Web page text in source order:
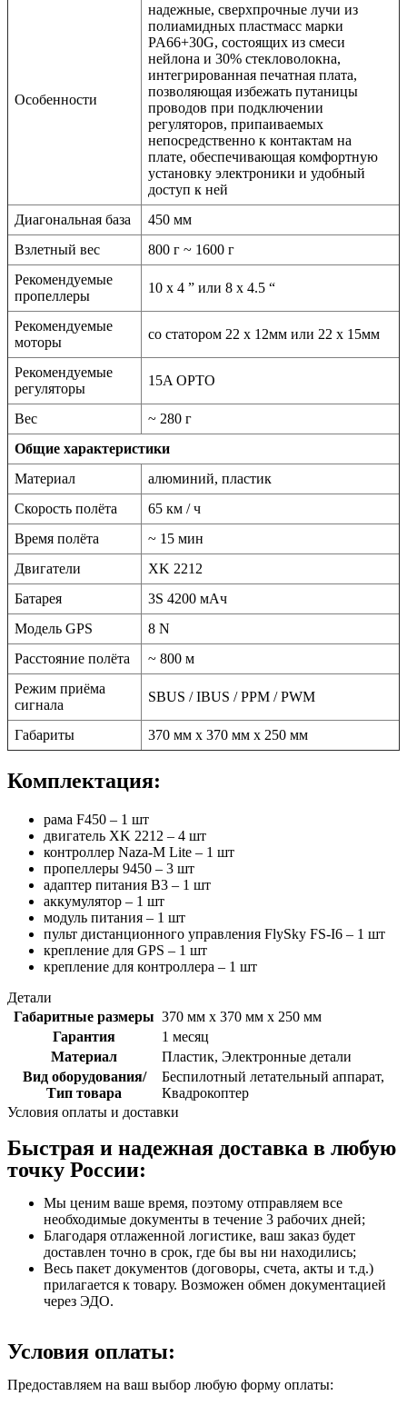
Особенности
надежные, сверхпрочные лучи из
полиамидных пластмасс марки
PA66+30G, состоящих из смеси
нейлона и 30% стекловолокна,
интегрированная печатная плата,
позволяющая избежать путаницы
проводов при подключении
регуляторов, припаиваемых
непосредственно к контактам на
плате, обеспечивающая комфортную
установку электроники и удобный
доступ к ней
Диагональная база
450 мм
Взлетный вес
800 г ~ 1600 г
Рекомендуемые
пропеллеры
10 х 4 ” или 8 х 4.5 “
Рекомендуемые
моторы
со статором 22 х 12мм или 22 х 15мм
Рекомендуемые
регуляторы
15A OPTO
Вес
~ 280 г
Общие характеристики
Материал
алюминий, пластик
Скорость полёта
65 км / ч
Время полёта
~ 15 мин
Двигатели
XK 2212
Батарея
3S 4200 мАч
Модель GPS
8 N
Расстояние полёта
~ 800 м
Режим приёма
сигнала
SBUS / IBUS / PPM / PWM
Габариты 370 мм х 370 мм х 250 мм
Комплектация:
рама F450 – 1 шт
двигатель XK 2212 – 4 шт
контроллер Naza-M Lite – 1 шт
пропеллеры 9450 – 3 шт
адаптер питания B3 – 1 шт
аккумулятор – 1 шт
модуль питания – 1 шт
пульт дистанционного управления FlySky FS-I6 – 1 шт
крепление для GPS – 1 шт
крепление для контроллера – 1 шт
Детали
Габаритные размеры 370 мм х 370 мм х 250 мм
Гарантия
1 месяц
Материал
Пластик, Электронные детали
Вид оборудования/
Тип товара
Беспилотный летательный аппарат,
Квадрокоптер
Условия оплаты и доставки
Быстрая и надежная доставка в любую
точку России:
Мы ценим ваше время, поэтому отправляем все
необходимые документы в течение 3 рабочих дней;
Благодаря отлаженной логистике, ваш заказ будет
доставлен точно в срок, где бы вы ни находились;
Весь пакет документов (договоры, счета, акты и т.д.)
прилагается к товару. Возможен обмен документацией
через ЭДО.
Условия оплаты:
Предоставляем на ваш выбор любую форму оплаты: